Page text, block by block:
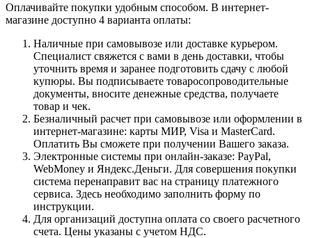
Оплачивайте покупки удобным способом. В интернет-
магазине доступно 4 варианта оплаты:
Наличные при самовывозе или доставке курьером.
Специалист свяжется с вами в день доставки, чтобы
уточнить время и заранее подготовить сдачу с любой
купюры. Вы подписываете товаросопроводительные
документы, вносите денежные средства, получаете
товар и чек.
Безналичный расчет при самовывозе или оформлении в
интернет-магазине: карты МИР, Visa и MasterCard.
Оплатить Вы сможете при получении Вашего заказа.
Электронные системы при онлайн-заказе: PayPal,
WebMoney и Яндекс.Деньги. Для совершения покупки
система перенаправит вас на страницу платежного
сервиса. Здесь необходимо заполнить форму по
инструкции.
Для организаций доступна оплата со своего расчетного
счета. Цены указаны с учетом НДС.